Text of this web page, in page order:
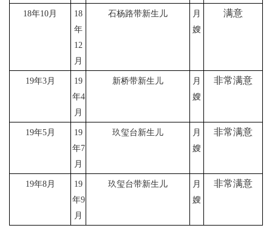
18年10月
18
年
12
月
石杨路带新生儿
月
嫂
满意
19年3月
19
年4
月
新桥带新生儿
月
嫂
非常满意
19年5月
19
年7
月
玖玺台新生儿
月
嫂
非常满意
19年8月
19
年9
月
玖玺台带新生儿
月
嫂
非常满意